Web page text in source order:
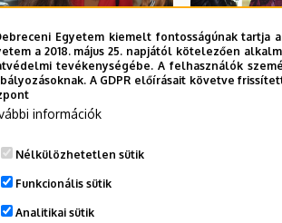
Egyetem kiemelt fontosságúnak
a 2018. május 25. napjától kötelezően
tevékenységébe. A felhasználók
A GDPR előírásait követve
információk
Nélkülözhetetlen sütik
Funkcionális sütik
Analitikai sütik